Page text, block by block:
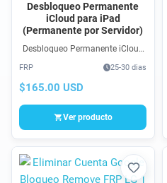
Desbloqueo Permanente
iCloud para iPad
(Permanente por Servidor)
Desbloqueo Permanente iCloud
por Servidor) en todas las
versiones y modelos que
enlazado a un Apple ID.
FRP 25-30 dias
$165.00 USD
Ver producto
Favorito